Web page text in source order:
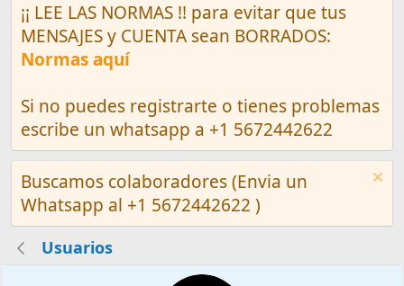
¡¡ LEE LAS NORMAS !! para evitar que tus
MENSAJES y CUENTA sean BORRADOS:
Normas aquí
Si no puedes registrarte o tienes problemas
escribe un whatsapp a +1 5672442622
Buscamos colaboradores (Envia un
Whatsapp al +1 5672442622 )
Usuarios